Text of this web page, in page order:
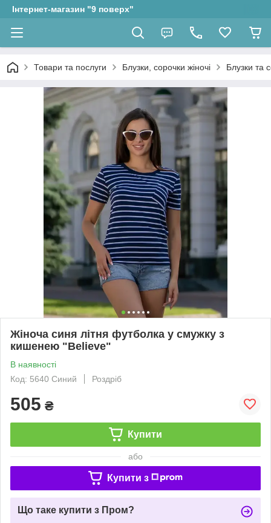
Інтернет-магазин "9 поверх"
Товари та послуги Блузки, сорочки жіночі Блузки та
Жіноча синя літня футболка у смужку з
кишенею "Believe"
В наявності
Код: 5640 Синий
Роздріб
505 ₴
Купити
або
Купити з
Що таке купити з Пром?